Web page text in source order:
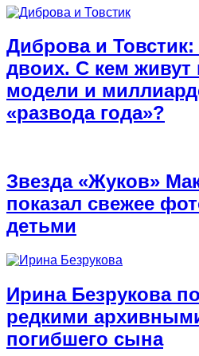
Диброва и Товстик:
двоих. С кем живут
модели и
«развода года»?
Звезда «Жуков»
показал свежее
детьми
Ирина Безрукова
редкими
погибшего сына